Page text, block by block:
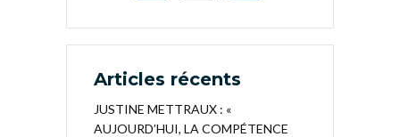
Articles récents
JUSTINE METTRAUX : «
AUJOURD’HUI, LA COMPÉTENCE